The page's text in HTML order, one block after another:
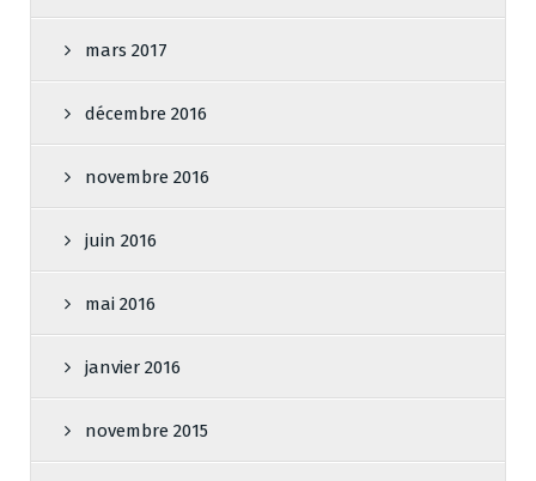
mars 2017
décembre 2016
novembre 2016
juin 2016
mai 2016
janvier 2016
novembre 2015